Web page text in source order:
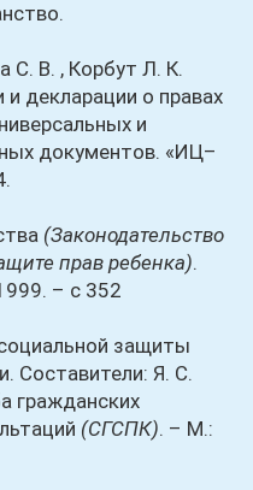
В. , Корбут Л. К.
декларации о правах
и
документов. «ИЦ–
(Законодательство
прав ребенка).
– с 352
защиты
Составители: Я. С.
гражданских
(СГСПК). – М.: